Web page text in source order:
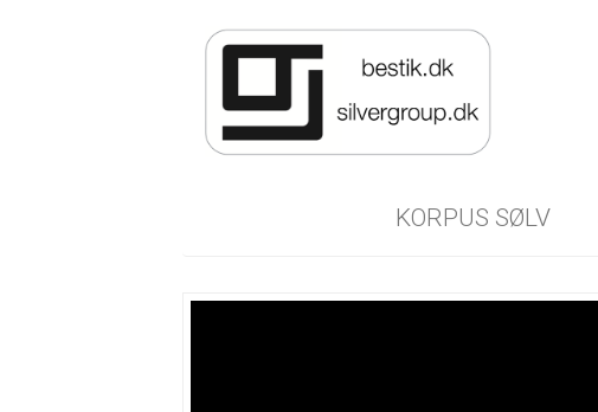
KORPUS SØLV